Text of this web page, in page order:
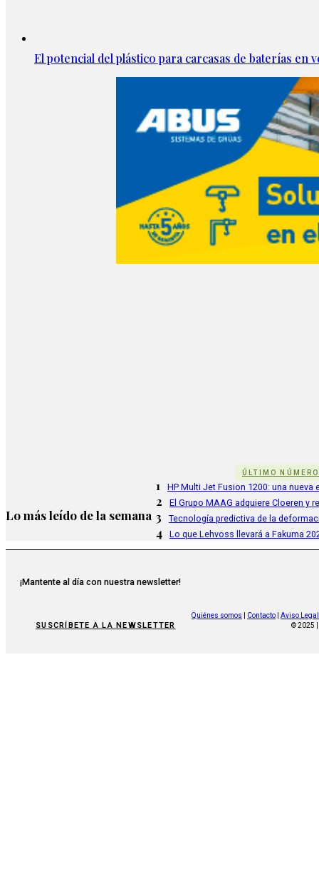
El potencial del plástico para carcasas de baterías en
ÚLTIMO NÚMERO
Lo más leído de la semana
1 HP Multi Jet Fusion 1200: una
2 El Grupo MAAG adquiere Cloeren
3 Tecnología predictiva de la
4 Lo que Lehvoss llevará a Fakuma
¡Mantente al día con nuestra newsletter!
SUSCRÍBETE A LA NEWSLETTER
Quiénes somos Contacto
Aviso Legal
© 2025